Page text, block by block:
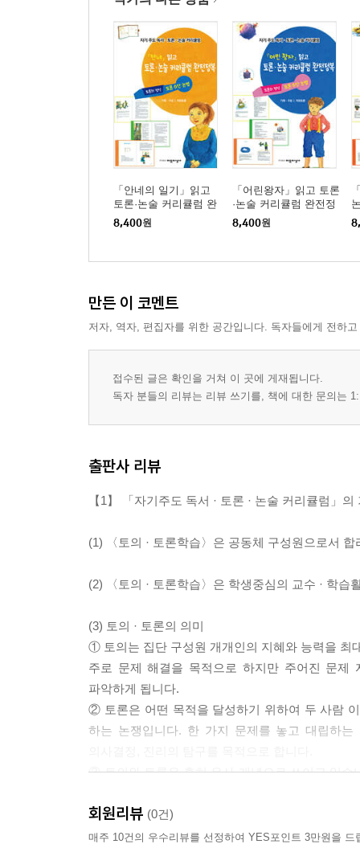
「안네의 일기」읽고
토론·논술 커리큘럼 완
전정복
8,400원
「어린왕자」읽고 토론
·논술 커리큘럼 완전정
복
8,400원
만든 이 코멘트
저자, 역자, 편집자를 위한 공간입니다. 독자들에게 전하
접수된 글은 확인을 거쳐 이 곳에 게재됩니다.
독자 분들의 리뷰는 리뷰 쓰기를, 책에 대한 문의는
출판사 리뷰
【1】 「자기주도 독서 · 토론 · 논술 커리큘럼」
(1) 〈토의 · 토론학습〉은 공동체 구성원으로서
(2) 〈토의 · 토론학습〉은 학생중심의 교수 · 학
(3) 토의 · 토론의 의미
① 토의는 집단 구성원 개개인의 지혜와 능력을 최
주로 문제 해결을 목적으로 하지만 주어진 문
파악하게 됩니다.
② 토론은 어떤 목적을 달성하기 위하여 두 사람
하는 논쟁입니다. 한 가지 문제를 놓고 대립하
③ 토의와 토론은 흔히 유사 개념으로 쓰이고 있습
(4) 토의 · 토론학습은 토의와 토론의 과정을
회원리뷰 (0건)
매주 10건의 우수리뷰를 선정하여 YES포인트 3만원을 드